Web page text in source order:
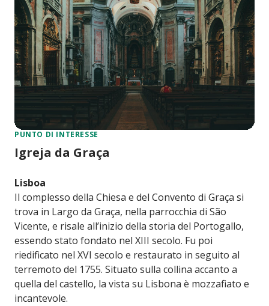
PUNTO DI INTERESSE
Igreja da Graça
Lisboa
Il complesso della Chiesa e del Convento di Graça si
trova in Largo da Graça, nella parrocchia di São
Vicente, e risale all’inizio della storia del Portogallo,
essendo stato fondato nel XIII secolo. Fu poi
riedificato nel XVI secolo e restaurato in seguito al
terremoto del 1755. Situato sulla collina accanto a
quella del castello, la vista su Lisbona è mozzafiato e
incantevole.